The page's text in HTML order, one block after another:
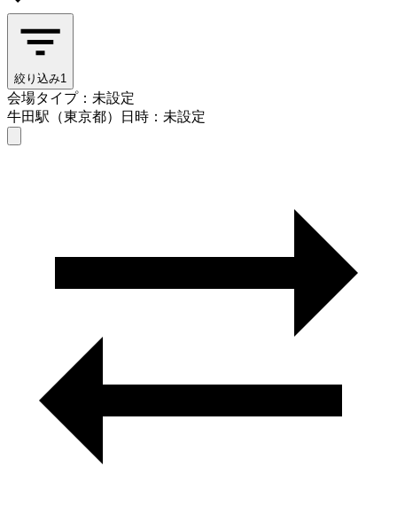
絞り込み1
会場タイプ：未設定
牛田駅（東京都）
日時：未設定